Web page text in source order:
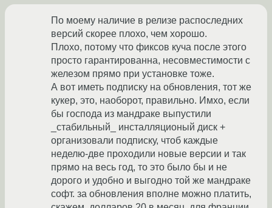
По моему наличие в релизе распоследних
версий скорее плохо, чем хорошо.
Плохо, потому что фиксов куча после этого
просто гарантированна, несовместимости с
железом прямо при установке тоже.
А вот иметь подписку на обновления, тот же
кукер, это, наоборот, правильно. Имхо, если
бы господа из мандраке выпустили
_стабильный_ инсталляционый диск +
организовали подписку, чтоб каждые
неделю-две проходили новые версии и так
прямо на весь год, то это было бы и не
дорого и удобно и выгодно той же мандраке
софт. за обновления вполне можно платить,